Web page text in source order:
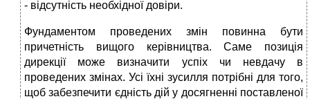
- відсутність необхідної довіри.
Фундаментом проведених змін повинна бути
причетність вищого керівництва. Саме позиція
дирекції може визначити успіх чи невдачу в
проведених змінах. Усі їхні зусилля потрібні для того,
щоб забезпечити єдність дій у досягненні поставленої